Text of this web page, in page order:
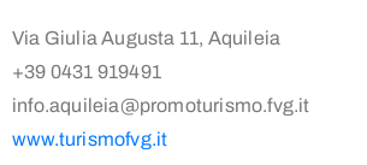
Via Giulia Augusta 11, Aquileia
+39 0431 919491
info.aquileia@promoturismo.fvg.it
www.turismofvg.it